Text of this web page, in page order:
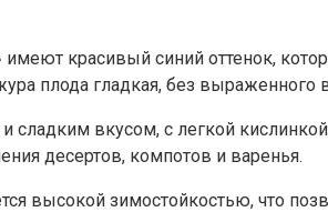
красивый синий оттенок,
плода гладкая, без выраженного
сладким вкусом, с легкой
десертов, компотов и варенья.
высокой зимостойкостью, что